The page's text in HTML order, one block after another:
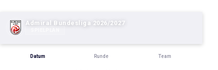
Admiral Bundesliga 2026/2027
Datum Runde Team